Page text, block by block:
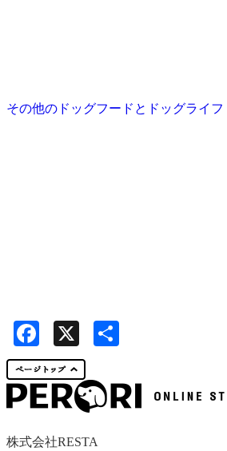
その他のドッグフードとドッグライ
Facebook
株式会社RESTA